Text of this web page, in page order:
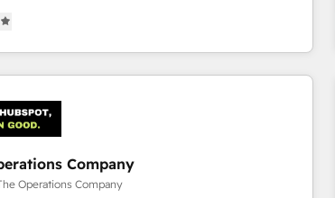
a new
more people - Get the most out of your
and AI to get it done right the first time.
companies build high performing revenue
across complex sales cycles, multi system
and global SaaS or manufacturing teams.
leading enterprises and fast growing scale ups
Sony, Rapyd, Fiverr, XM Cyber, Wix - Base44, EMA
and FIT. 📊 RevOps & data architecture
& End to end integrations 🤖 AI
& enrichment 📘 Team enablement & company-
Company
Operations Company